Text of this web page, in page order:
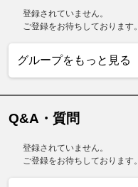
登録されていません。
ご登録をお待ちしております。
グループをもっと見る
Q&A・質問
登録されていません。
ご登録をお待ちしております。